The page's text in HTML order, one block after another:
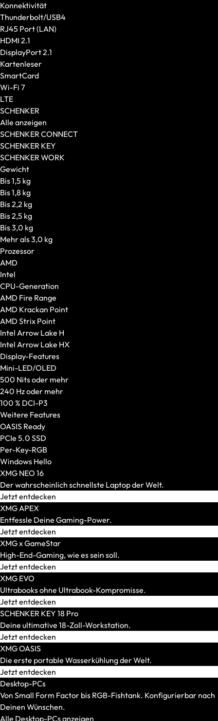
Konnektivität
Thunderbolt/USB4
RJ45 Port (LAN)
HDMI 2.1
DisplayPort 2.1
Kartenleser
SmartCard
Wi-Fi 7
LTE
SCHENKER
Alle anzeigen
SCHENKER CONNECT
SCHENKER KEY
SCHENKER WORK
Gewicht
Bis 1,5 kg
Bis 1,8 kg
Bis 2,2 kg
Bis 2,5 kg
Bis 3,0 kg
Mehr als 3,0 kg
Prozessor
AMD
Intel
CPU-Generation
AMD Fire Range
AMD Krackan Point
AMD Strix Point
Intel Arrow Lake H
Intel Arrow Lake HX
Display-Features
Mini-LED/OLED
500 Nits oder mehr
240 Hz oder mehr
100 % DCI-P3
Weitere Features
OASIS Ready
PCIe 5.0 SSD
Per-Key-RGB
Windows Hello
XMG NEO 16
Der wahrscheinlich schnellste Laptop der Welt.
Jetzt entdecken
XMG APEX
Entfessle Deine Gaming-Power.
Jetzt entdecken
XMG x GameStar
High-End-Gaming, wie es sein soll.
Jetzt entdecken
XMG EVO
Ultrabooks ohne Ultrabook-Kompromisse.
Jetzt entdecken
SCHENKER KEY 18 Pro
Deine ultimative 18-Zoll-Workstation.
Jetzt entdecken
XMG OASIS
Die erste portable Wasserkühlung der Welt.
Jetzt entdecken
Desktop-PCs
Von Small Form Factor bis RGB-Fishtank. Konfigurierbar nach
Deinen Wünschen.
Alle Desktop-PCs anzeigen
Creator-Laptops
Größe und Gewicht
Displaygröße
Gewicht
GPU und CPU
Grafikkarte
Prozessor
CPU-Generation
Ausstattung
Konnektivität
Display-Features
Weitere Features
XMG
Modellserie
Editions
CPU
SCHENKER
Modellserie
Empfohlen für
Gaming-PCs
Alle anzeigen
Grafikkarte in Startkonfiguration
Konfigurierbare Grafikkarte
Gehäuseart
Gehäusegröße
Gehäuseausstattung
VR-Brillen
Alle anzeigen
Standalone VR-Brillen
PC-VR-Headsets
AR-Brillen und Glasses
Alle anzeigen
AR-Headsets
Transport und Zubehör
Alle anzeigen
Transport und Lagerung
Zubehör und Peripherie
VR Ready-Laptops
Alle anzeigen
Marke / Modellserie
Mäuse